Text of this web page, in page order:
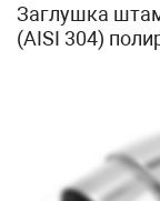
Заглушка
(AISI 304)